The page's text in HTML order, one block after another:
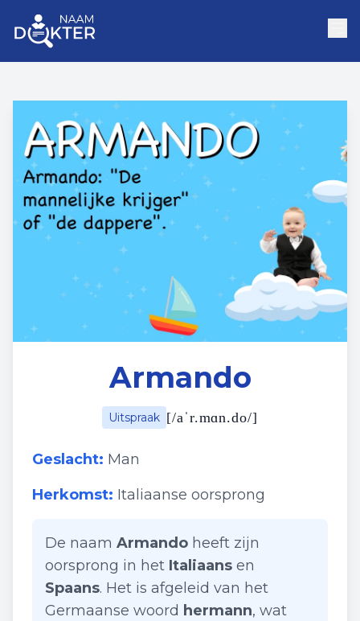
Armando
Uitspraak [/aˈr.mɑn.do/]
Geslacht: Man
Herkomst: Italiaanse oorsprong
De naam Armando heeft zijn
oorsprong in het Italiaans en
Spaans. Het is afgeleid van het
Germaanse woord hermann, wat